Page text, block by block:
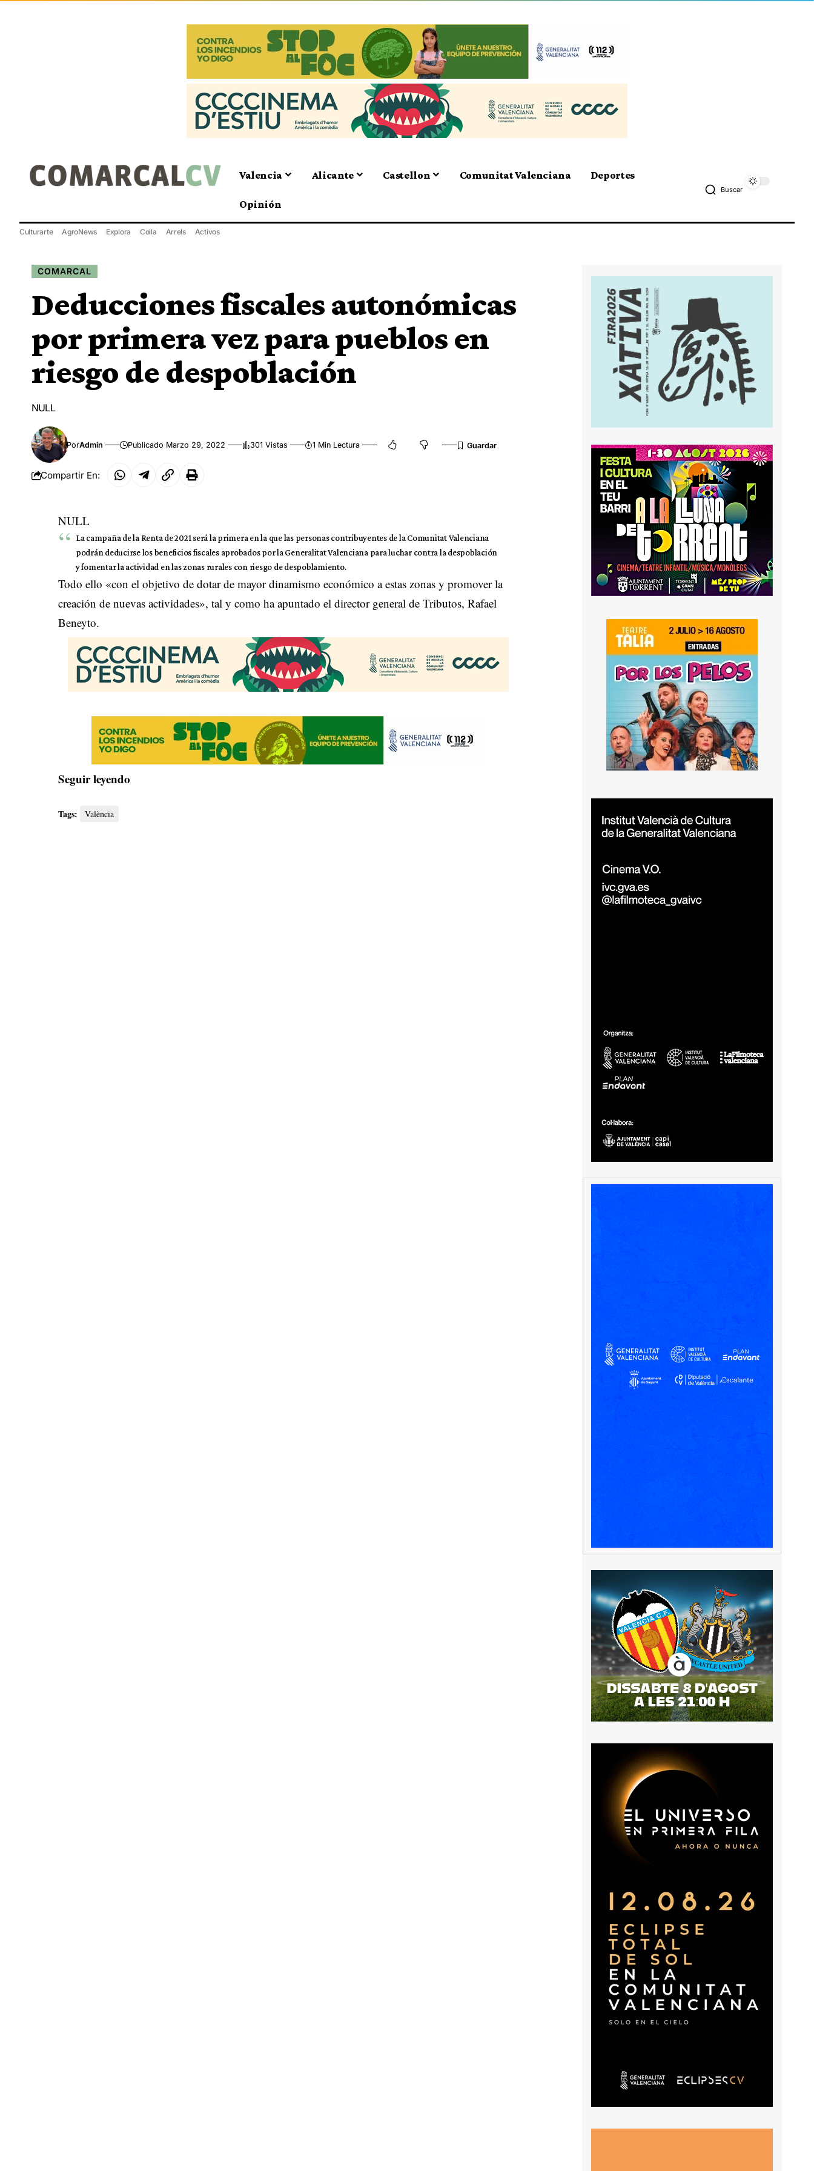
Valencia Alicante Castellon Comunitat Valenciana Deportes
Opinión
Buscar
Culturarte AgroNews Explora Colla Arrels Activos
COMARCAL
Deducciones fiscales autonómicas
por primera vez para pueblos en
riesgo de despoblación
NULL
PorAdmin Publicado Marzo 29, 2022 301 Vistas 1 Min Lectura
Compartir En:
NULL
La campaña de la Renta de 2021 será la primera en la que las personas contribuyentes de la Comunitat Valenciana
podrán deducirse los beneficios fiscales aprobados por la Generalitat Valenciana para luchar contra la despoblación
y fomentar la actividad en las zonas rurales con riesgo de despoblamiento.
Todo ello «con el objetivo de dotar de mayor dinamismo económico a estas zonas y promover la
creación de nuevas actividades», tal y como ha apuntado el director general de Tributos, Rafael
Beneyto.
Seguir leyendo
Tags: València